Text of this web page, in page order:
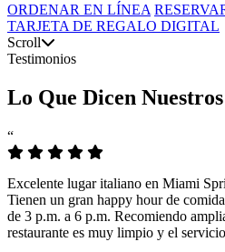
ORDENAR EN LÍNEA
TARJETA DE REGALO DIGITAL
Scroll
Testimonios
Lo Que Dicen
“
Excelente lugar italiano en Miami
Tienen un gran happy hour de
de 3 p.m. a 6 p.m. Recomiendo
restaurante es muy limpio y el